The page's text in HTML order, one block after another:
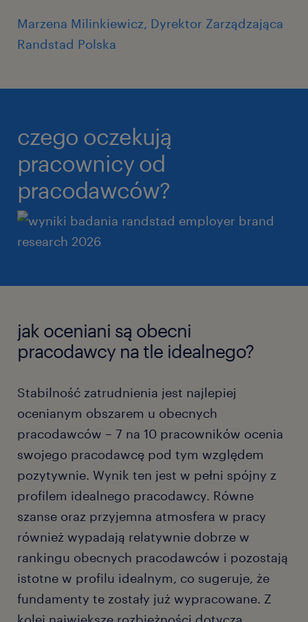
Marzena Milinkiewicz, Dyrektor Zarządzająca
Randstad Polska
czego oczekują
pracownicy od
pracodawców?
jak oceniani są obecni
pracodawcy na tle idealnego?
Stabilność zatrudnienia jest najlepiej
ocenianym obszarem u obecnych
pracodawców – 7 na 10 pracowników ocenia
swojego pracodawcę pod tym względem
pozytywnie. Wynik ten jest w pełni spójny z
profilem idealnego pracodawcy. Równe
szanse oraz przyjemna atmosfera w pracy
również wypadają relatywnie dobrze w
rankingu obecnych pracodawców i pozostają
istotne w profilu idealnym, co sugeruje, że
fundamenty te zostały już wypracowane. Z